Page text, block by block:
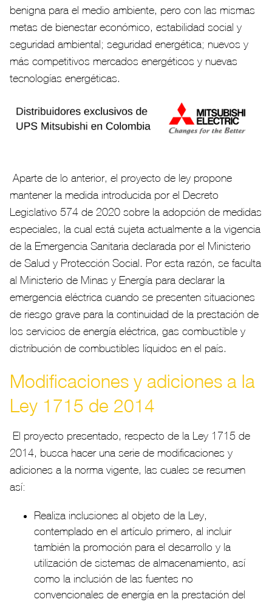
benigna para el medio ambiente, pero con las mismas
metas de bienestar económico, estabilidad social y
seguridad ambiental; seguridad energética; nuevos y
más competitivos mercados energéticos y nuevas
tecnologías energéticas.
Aparte de lo anterior, el proyecto de ley propone
mantener la medida introducida por el Decreto
Legislativo 574 de 2020 sobre la adopción de medidas
especiales, la cual está sujeta actualmente a la vigencia
de la Emergencia Sanitaria declarada por el Ministerio
de Salud y Protección Social. Por esta razón, se faculta
al Ministerio de Minas y Energía para declarar la
emergencia eléctrica cuando se presenten situaciones
de riesgo grave para la continuidad de la prestación de
los servicios de energía eléctrica, gas combustible y
distribución de combustibles líquidos en el país.
Modificaciones y adiciones a la
Ley 1715 de 2014
El proyecto presentado, respecto de la Ley 1715 de
2014, busca hacer una serie de modificaciones y
adiciones a la norma vigente, las cuales se resumen
así:
Realiza inclusiones al objeto de la Ley,
contemplado en el artículo primero, al incluir
también la promoción para el desarrollo y la
utilización de sistemas de almacenamiento, así
como la inclusión de las fuentes no
convencionales de energía en la prestación del